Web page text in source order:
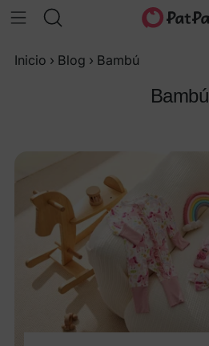
Inicio › Blog › Bambú
Bambú